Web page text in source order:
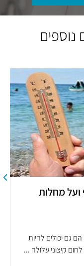
נוספים
מחלות
גם יכולים להיות
קיצוני עלולה ...